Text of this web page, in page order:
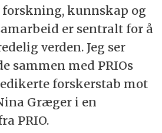
kunnskap og
er sentralt for å
verden. Jeg ser
sammen med PRIOs
forskerstab mot
Græger i en
PRIO.